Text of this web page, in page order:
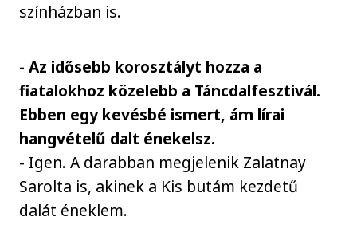
színházban is.
- Az idősebb korosztályt hozza a
fiatalokhoz közelebb a Táncdalfesztivál.
Ebben egy kevésbé ismert, ám lírai
hangvételű dalt énekelsz.
- Igen. A darabban megjelenik Zalatnay
Sarolta is, akinek a Kis butám kezdetű
dalát éneklem.